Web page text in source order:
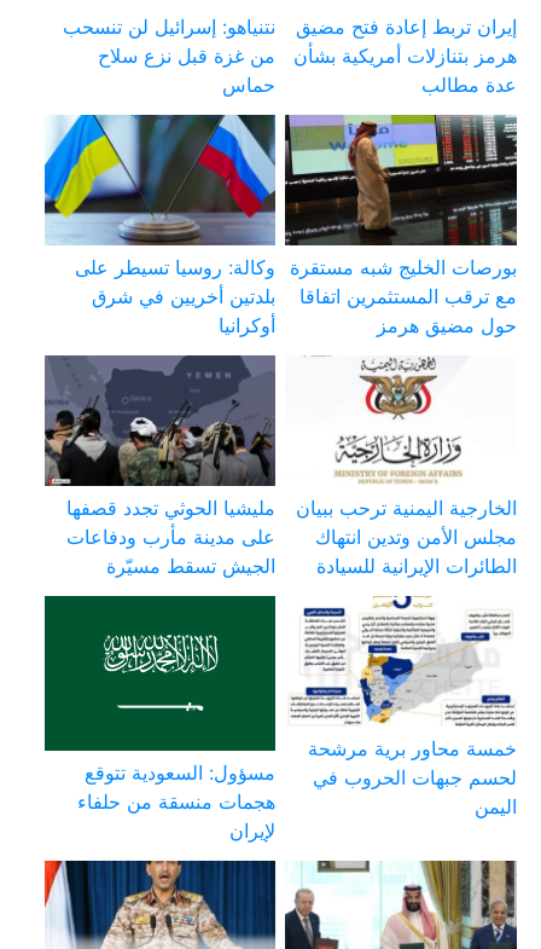
إيران تربط إعادة فتح مضيق
هرمز بتنازلات أمريكية بشأن
عدة مطالب
نتنياهو: إسرائيل لن تنسحب
من غزة قبل نزع سلاح
حماس
بورصات الخليج شبه مستقرة
مع ترقب المستثمرين اتفاقا
حول مضيق هرمز
وكالة: روسيا تسيطر على
بلدتين أخريين في شرق
أوكرانيا
الخارجية اليمنية ترحب ببيان
مجلس الأمن وتدين انتهاك
الطائرات الإيرانية للسيادة
مليشيا الحوثي تجدد قصفها
على مدينة مأرب ودفاعات
الجيش تسقط مسيّرة
خمسة محاور برية مرشحة
لحسم جبهات الحروب في
اليمن
مسؤول: السعودية تتوقع
هجمات منسقة من حلفاء
لإيران